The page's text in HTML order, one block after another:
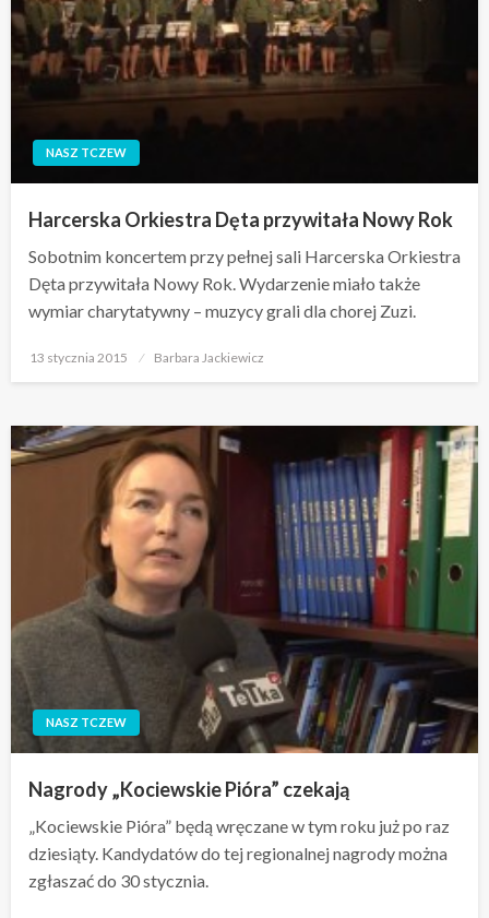
NASZ TCZEW
Harcerska Orkiestra Dęta przywitała Nowy Rok
Sobotnim koncertem przy pełnej sali Harcerska Orkiestra
Dęta przywitała Nowy Rok. Wydarzenie miało także
wymiar charytatywny – muzycy grali dla chorej Zuzi.
Opublikowane
13 stycznia 2015 Barbara Jackiewicz
NASZ TCZEW
Nagrody „Kociewskie Pióra” czekają
„Kociewskie Pióra” będą wręczane w tym roku już po raz
dziesiąty. Kandydatów do tej regionalnej nagrody można
zgłaszać do 30 stycznia.